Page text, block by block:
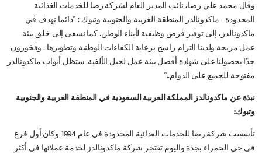
وقال محمد علي رضا، نائب المدير العام لشركة رضا للخدمات الغذائية
المحدودة - ماكدونالدز المنطقة الغربية والجنوبية وتبوك : "دائما نهدف في
ماكدونالدز، إلى توفير فرص وظيفية لأبناء الوطن. كما نسعى إلى خلق بيئة
عمل مريحة ولدينا التزام راسخ برعاية الكفاءات الوطنية وتطويرها . وفخورون
جدًا بحصولنا على شهادة أفضل بيئة عمل لجيل الألفية. ستظل أبواب ماكدونالدز
مفتوحة للجميع على الدوام.."
نبذة عن ماكدونالدز المملكة العربية السعودية في المنطقة الغربية والجنوبية
وتبوك:
تأسست شركة رضا للخدمات الغذائية المحدودة في عام 1994 وكان أول فرع
في حي الحمراء بجدة واليوم تفتخر شركة ماكدونالدز لخدمة عملائها في أكثر